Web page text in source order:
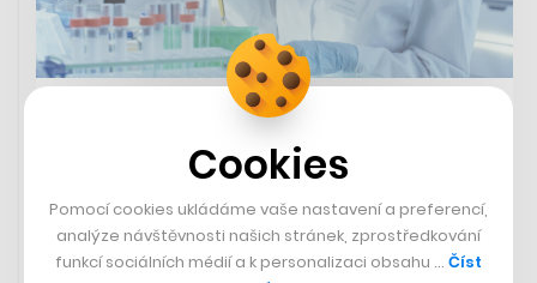
V Česku začnou odborníci ženám
zastavovat biologické hodiny.
Možná až na 20 let
IVA BREJLOVÁ
Cookies
Pomocí cookies ukládáme vaše nastavení a preferencí,
analýze návštěvnosti našich stránek, zprostředkování
funkcí sociálních médií a k personalizaci obsahu … Číst